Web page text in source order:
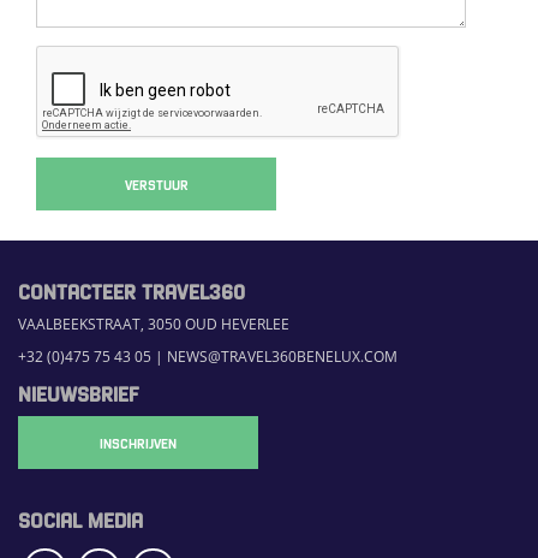
VERSTUUR
CONTACTEER TRAVEL360
VAALBEEKSTRAAT, 3050 OUD HEVERLEE
+32 (0)475 75 43 05 | NEWS@TRAVEL360BENELUX.COM
NIEUWSBRIEF
INSCHRIJVEN
SOCIAL MEDIA